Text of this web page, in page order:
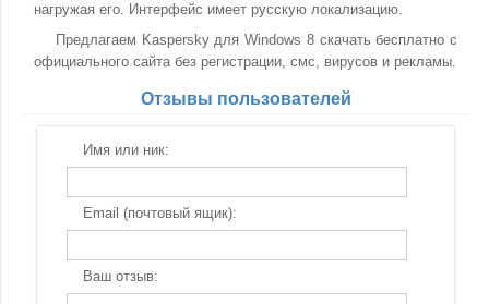
нагружая его. Интерфейс имеет русскую локализацию.
Предлагаем Kaspersky для Windows 8 скачать бесплатно с
официального сайта без регистрации, смс, вирусов и рекламы.
Отзывы пользователей
Имя или ник:
Email (почтовый ящик):
Ваш отзыв: